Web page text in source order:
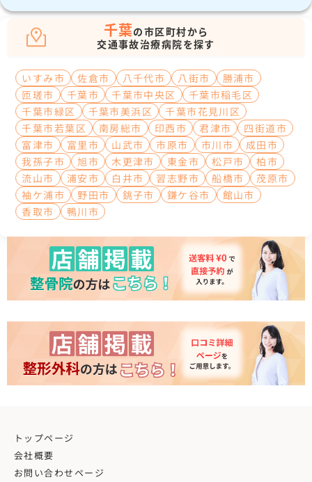
千葉の市区町村から
交通事故治療病院を探す
いすみ市 佐倉市 八千代市 八街市
勝浦市
匝瑳市
千葉市 千葉市中央区
千葉市稲毛区
千葉市緑区
千葉市美浜区
千葉市花見川区
千葉市若葉区
南房総市 印西市 君津市
四街道市
富津市
富里市 山武市 市原市 市川市
成田市
我孫子市
旭市 木更津市 東金市 松戸市
柏市
流山市
浦安市 白井市 習志野市 船橋市
茂原市
袖ケ浦市
野田市 銚子市 鎌ケ谷市
館山市
香取市
鴨川市
トップページ
会社概要
お問い合わせページ